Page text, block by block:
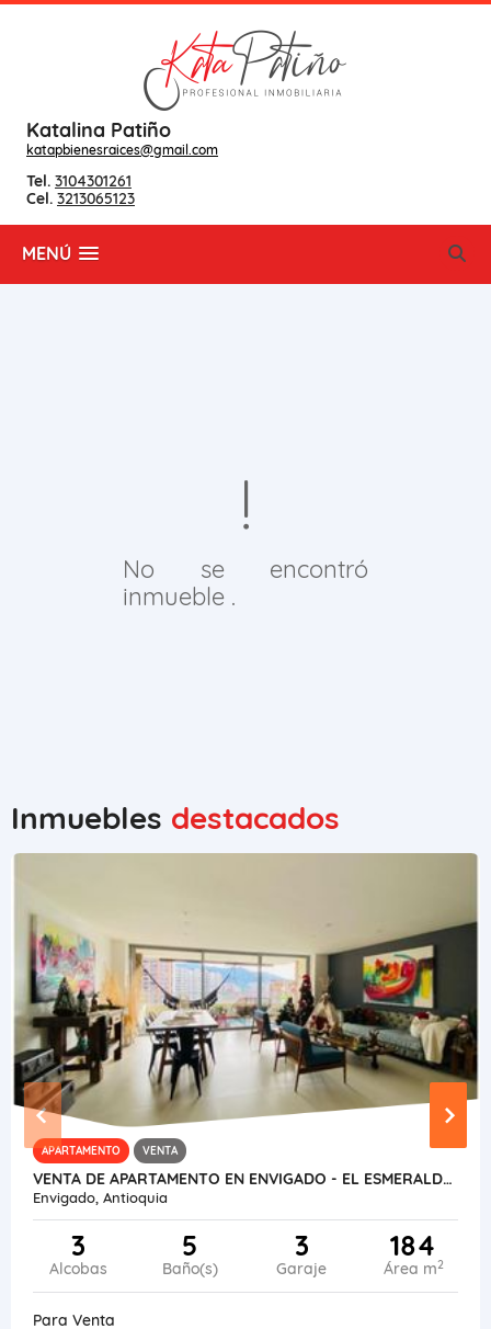
Katalina Patiño
katapbienesraices@gmail.com
Tel. 3104301261
Cel. 3213065123
MENÚ
No se encontró
inmueble .
Inmuebles destacados
APARTAMENTO VENTA
VENTA DE APARTAMENTO EN ENVIGADO - EL ESMERALDAL
Envigado, Antioquia
3
Alcobas
5
Baño(s)
3
Garaje
184
Área m2
Para Venta